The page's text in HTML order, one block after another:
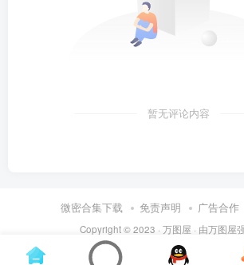
暂无评论内容
微密合集下载 免责声明 广告合作
Copyright © 2023 · 万图屋 · 由万图屋